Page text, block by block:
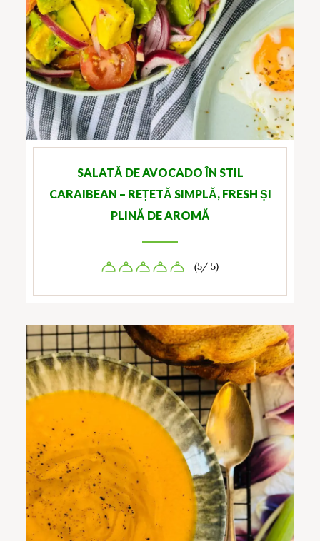
SALATĂ DE AVOCADO ÎN STIL
CARAIBEAN – REȚETĂ SIMPLĂ, FRESH ȘI
PLINĂ DE AROMĂ
(5/ 5)